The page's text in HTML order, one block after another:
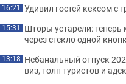
16:21 Удивил гостей кексом с
15:31 Шторы устарели:
через стекло одной
13:18 Небанальный отпуск
виз, толп туристов и